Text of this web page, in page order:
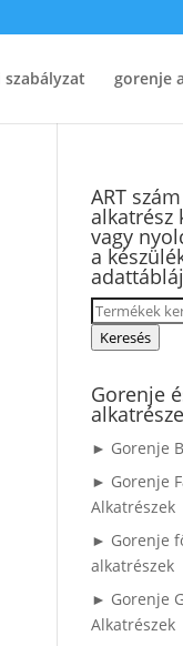
szabályzat gorenje
ART
alkatrész
vagy
a
Keresés
a Keresés
Gorenje
► Gorenje
► Gorenje
Alkatrészek
► Gorenje
alkatrészek
► Gorenje
Alkatrészek